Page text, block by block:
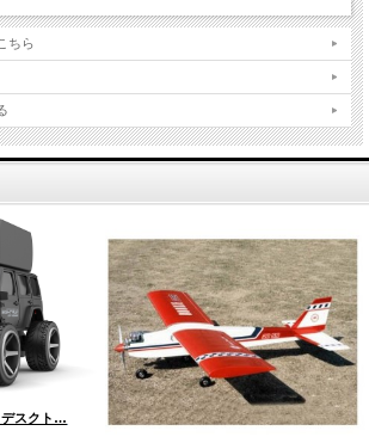
ちら
デスクト…